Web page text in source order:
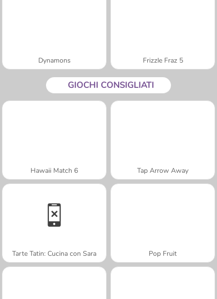
Dynamons Frizzle Fraz 5
GIOCHI CONSIGLIATI
Hawaii Match 6 Tap Arrow Away
Tarte Tatin: Cucina con Sara Pop Fruit